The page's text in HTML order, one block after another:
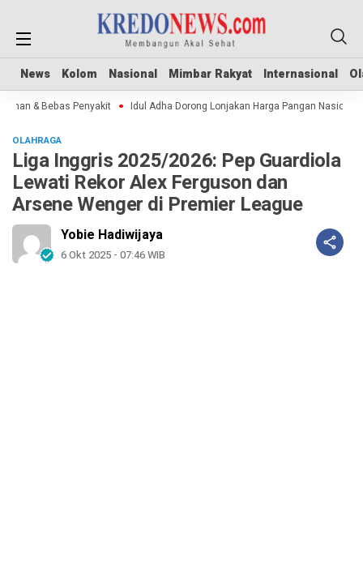
News Kolom Nasional Mimbar Rakyat Internasional
News Kolom Nasional Mimbar Rakyat Internasional
& Bebas Penyakit Idul Adha Dorong Lonjakan Harga Pangan Nasional
OLAHRAGA
Liga Inggris 2025/2026: Pep Guardiola
Lewati Rekor Alex Ferguson dan
Arsene Wenger di Premier League
Yobie Hadiwijaya
6 Okt 2025 - 07:46 WIB